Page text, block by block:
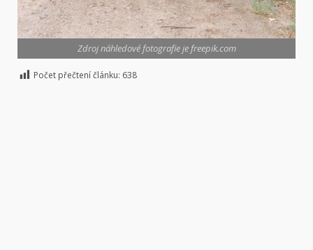
Zdroj náhledové fotografie je freepik.com
Počet přečtení článku: 638